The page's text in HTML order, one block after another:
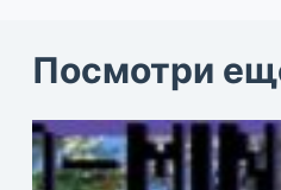
Посмотри